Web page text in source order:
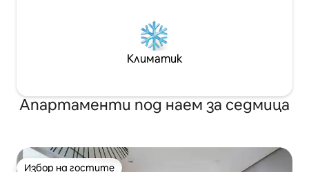
Климатик
Апартаменти под наем за седмица
Избор на гостите